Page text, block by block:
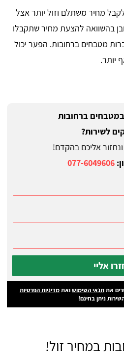
לקבל מחיר משתלם וזול יותר אצל
בהשוואה להצעת מחיר שתקבלו
מטבחים ברחובות. הפער יכול
במטבחים ברחובות
לשירות?
ונחזור אליכם בהקדם!
077-6049606
אליי
אתתנאי השימושואתמדיניות הפרטיות
ניתן בחינם!
במחיר זול!